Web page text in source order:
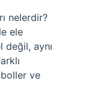
nelerdir?
ele
değil, aynı
ve